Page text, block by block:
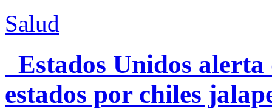
Salud
Estados Unidos alerta
estados por chiles